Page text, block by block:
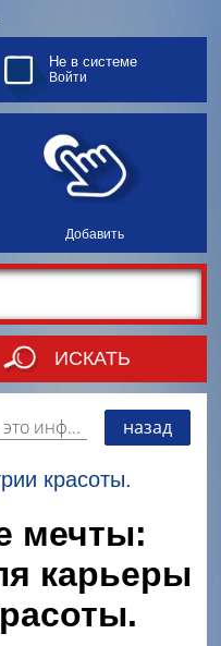
Добавить
Не в системе
Войти
ИСКАТЬ
мероприятиях и торгово-коммерческой деятельности города. Страницу наполняют платные и бесплатные объявления, имеющие функцию "поднятия вверх списка". назад
красоты.
мечты:
карьеры